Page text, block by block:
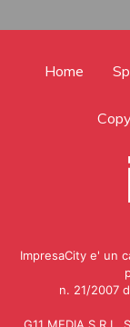
Home
ImpresaCity e' un
n. 21/2007
G11 MEDIA S.R.L.